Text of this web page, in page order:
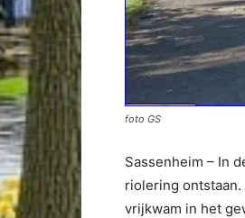
foto GS
Sassenheim – In
riolering
vrijkwam in het